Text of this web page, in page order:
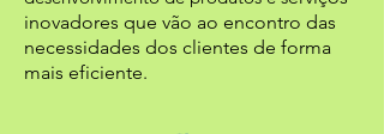
inovadores que vão ao encontro das
necessidades dos clientes de forma
mais eficiente.